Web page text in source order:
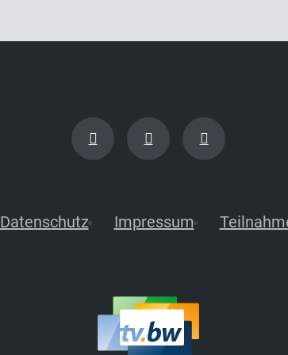
Datenschutz Impressum